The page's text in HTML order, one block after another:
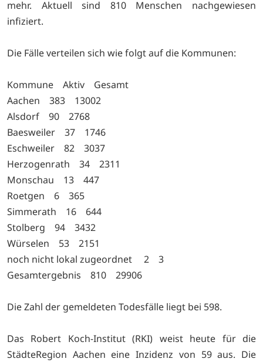
mehr. Aktuell sind 810 Menschen nachgewiesen
infiziert.
Die Fälle verteilen sich wie folgt auf die Kommunen:
Kommune Aktiv Gesamt
Aachen 383 13002
Alsdorf 90 2768
Baesweiler 37 1746
Eschweiler 82 3037
Herzogenrath 34 2311
Monschau 13 447
Roetgen 6 365
Simmerath 16 644
Stolberg 94 3432
Würselen 53 2151
noch nicht lokal zugeordnet 2 3
Gesamtergebnis 810 29906
Die Zahl der gemeldeten Todesfälle liegt bei 598.
Das Robert Koch-Institut (RKI) weist heute für die
StädteRegion Aachen eine Inzidenz von 59 aus. Die